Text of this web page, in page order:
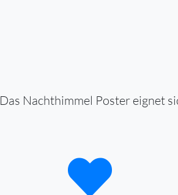
Das Nachthimmel Poster eignet